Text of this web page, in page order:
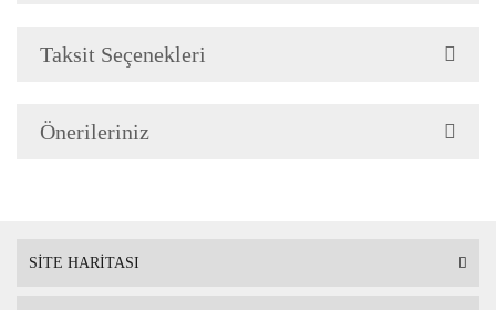
Taksit Seçenekleri
Önerileriniz
SİTE HARİTASI